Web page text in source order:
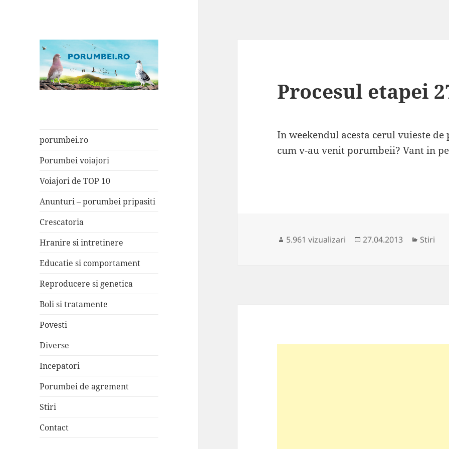
porumbei.ro
Porumbei voiajori
Voiajori de TOP 10
Anunturi – porumbei pripasiti
Crescatoria
Hranire si intretinere
Educatie si comportament
Reproducere si genetica
Boli si tratamente
Povesti
Diverse
Incepatori
Porumbei de agrement
Stiri
Contact
Procesul etapei
In weekendul acesta cerul vuieste
cum v-au venit porumbeii? Vant in
5.961 vizualizari
Publicat
27.04.2013 Stiri